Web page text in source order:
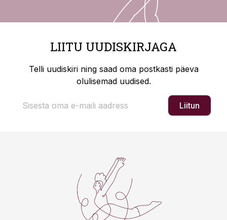
LIITU UUDISKIRJAGA
Telli uudiskiri ning saad oma postkasti päeva
olulisemad uudised.
Liitun